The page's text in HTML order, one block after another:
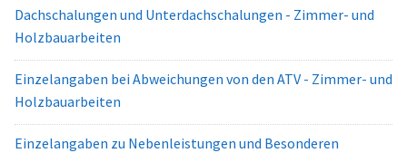
Dachschalungen und Unterdachschalungen - Zimmer- und
Holzbauarbeiten
Einzelangaben bei Abweichungen von den ATV - Zimmer- und
Holzbauarbeiten
Einzelangaben zu Nebenleistungen und Besonderen